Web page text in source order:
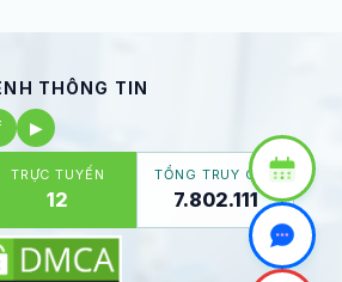
THÔNG TIN
▶
TRỰC TUYẾN
12
TỔNG TRUY CẬP
7.802.111